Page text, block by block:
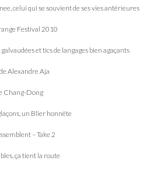
celui qui se souvient de ses vies antérieures
Festival 2010
et tics de langages bien agaçants
Alexandre Aja
Chang-Dong
un Blier honnête
– Take 2
ça tient la route